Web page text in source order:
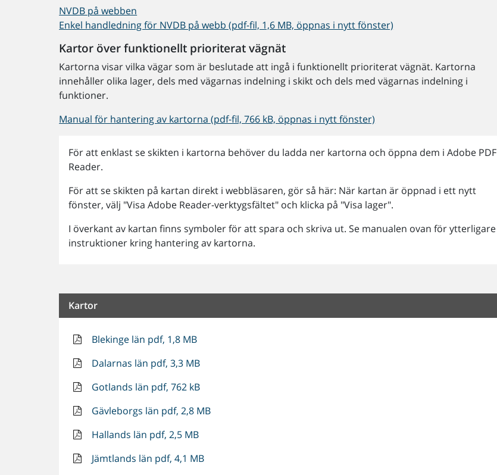
NVDB på webben
Enkel handledning för NVDB på webb (pdf-fil, 1,6 MB, öppnas i nytt fönster)
Kartor över funktionellt prioriterat vägnät
Kartorna visar vilka vägar som är beslutade att ingå i funktionellt prioriterat vägnät. Kartorna
innehåller olika lager, dels med vägarnas indelning i skikt och dels med vägarnas indelning i
funktioner.
Manual för hantering av kartorna (pdf-fil, 766 kB, öppnas i nytt fönster)
För att enklast se skikten i kartorna behöver du ladda ner kartorna och öppna dem i Adobe PDF
Reader.
För att se skikten på kartan direkt i webbläsaren, gör så här: När kartan är öppnad i ett nytt
fönster, välj "Visa Adobe Reader-verktygsfältet" och klicka på "Visa lager".
I överkant av kartan finns symboler för att spara och skriva ut. Se manualen ovan för ytterligare
instruktioner kring hantering av kartorna.
Kartor
Blekinge län pdf, 1,8 MB
Dalarnas län pdf, 3,3 MB
Gotlands län pdf, 762 kB
Gävleborgs län pdf, 2,8 MB
Hallands län pdf, 2,5 MB
Jämtlands län pdf, 4,1 MB